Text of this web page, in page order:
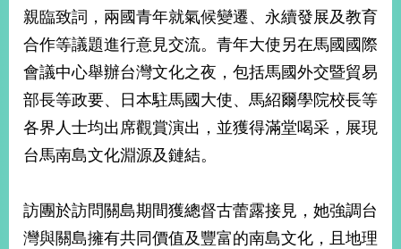
訊
公
開
民
服
部
相
關
親臨致詞，兩國青年就氣候變遷、永續發展及教育
合作等議題進行意見交流。青年大使另在馬國國際
會議中心舉辦台灣文化之夜，包括馬國外交暨貿易
部長等政要、日本駐馬國大使、馬紹爾學院校長等
各界人士均出席觀賞演出，並獲得滿堂喝采，展現
台馬南島文化淵源及鏈結。
訪團於訪問關島期間獲總督古蕾露接見，她強調台
灣與關島擁有共同價值及豐富的南島文化，且地理